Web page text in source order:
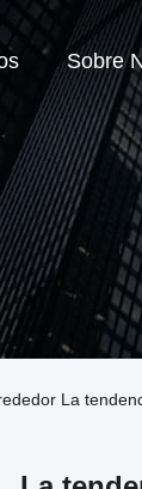
Sobre
La